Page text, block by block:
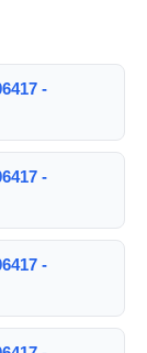
-
-
-